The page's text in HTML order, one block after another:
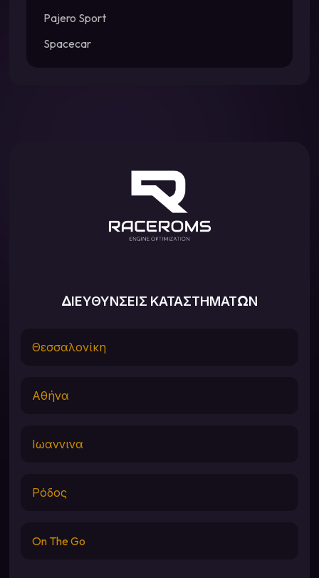
Pajero Sport
Spacecar
ΔΙΕΥΘΥΝΣΕΙΣ ΚΑΤΑΣΤΗΜΑΤΩΝ
Θεσσαλονίκη
Αθήνα
Ιωαννινα
Ρόδος
On The Go